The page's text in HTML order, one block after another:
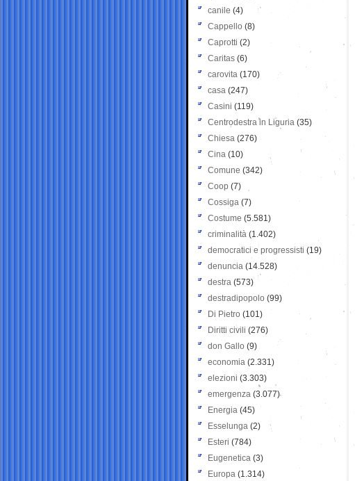
canile (4)
Cappello (8)
Caprotti (2)
Caritas (6)
carovita (170)
casa (247)
Casini (119)
Centrodestra in Liguria (35)
Chiesa (276)
Cina (10)
Comune (342)
Coop (7)
Cossiga (7)
Costume (5.581)
criminalità (1.402)
democratici e progressisti (19)
denuncia (14.528)
destra (573)
destradipopolo (99)
Di Pietro (101)
Diritti civili (276)
don Gallo (9)
economia (2.331)
elezioni (3.303)
emergenza (3.077)
Energia (45)
Esselunga (2)
Esteri (784)
Eugenetica (3)
Europa (1.314)